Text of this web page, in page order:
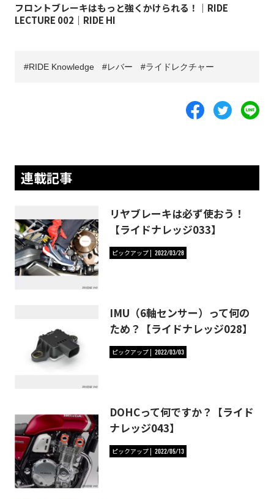
フロントブレーキはもっと強くかけられる！｜RIDE
LECTURE 002｜RIDE HI
RIDE Knowledge レバー ライドレクチャー
連載記事
リヤブレーキは必ず使おう！
【ライドナレッジ033】
ピックアップ 2022/03/28
IMU（6軸センサー）って何の
ため？【ライドナレッジ028】
ピックアップ 2022/03/03
DOHCって何ですか？【ライド
ナレッジ043】
ピックアップ 2022/05/13